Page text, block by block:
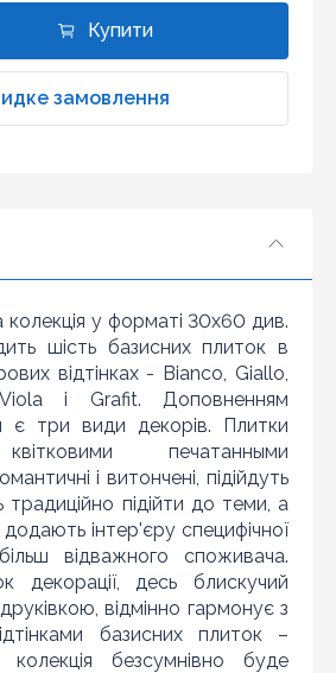
Купити
замовлення
у форматі 30x60 див.
шість базисних плиток в
відтінках - Bianco, Giallo,
і Grafit. Доповненням
є три види декорів. Плитки
печатанными
і витончені, підійдуть
підійти до теми, а
інтер'єру специфічної
відважного споживача.
декорації, десь блискучий
відмінно гармонує з
базисних плиток –
безсумнівно буде
магазину! Якщо ви блукаючи
ціну потрібного Вам товару
дайте нам знати, і ми будемо
вигіднішу для Вас ціну (за умови,
повинен бути у конкурента в
даний товар в іншому інтернет-
діюча)